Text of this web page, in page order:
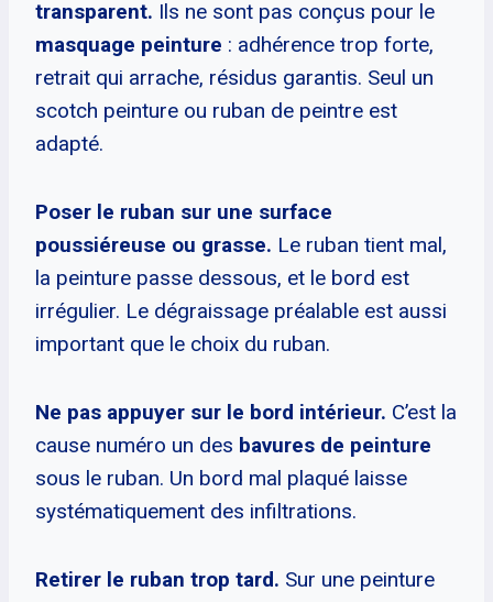
transparent. Ils ne sont pas conçus pour le
masquage peinture : adhérence trop forte,
retrait qui arrache, résidus garantis. Seul un
scotch peinture ou ruban de peintre est
adapté.
Poser le ruban sur une surface
poussiéreuse ou grasse. Le ruban tient mal,
la peinture passe dessous, et le bord est
irrégulier. Le dégraissage préalable est aussi
important que le choix du ruban.
Ne pas appuyer sur le bord intérieur. C’est la
cause numéro un des bavures de peinture
sous le ruban. Un bord mal plaqué laisse
systématiquement des infiltrations.
Retirer le ruban trop tard. Sur une peinture